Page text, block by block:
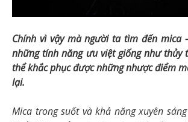
Chính vì vậy mà người ta tìm đến mica
những tính năng ưu việt giống như thủy
thể khắc phục được những nhược điểm
lại.
Mica trong suốt và khả năng xuyên